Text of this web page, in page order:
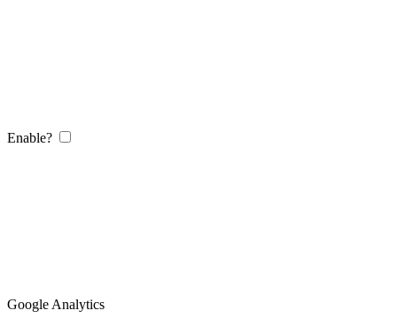
Enable?
Google Analytics